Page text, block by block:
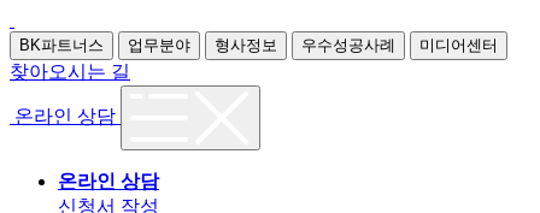
BK파트너스 업무분야 형사정보 우수성공사례 미디어센터
찾아오시는 길
온라인 상담
온라인 상담
신청서 작성